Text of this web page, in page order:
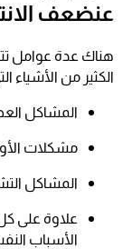
عنضعف
هناك عدة عوامل
الكثير من الأشياء
المشاكل
مشكلات
المشاكل
علاوة على
الأسباب